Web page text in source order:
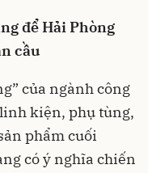
để Hải Phòng
cầu
của ngành công
kiện, phụ tùng,
phẩm cuối
có ý nghĩa chiến